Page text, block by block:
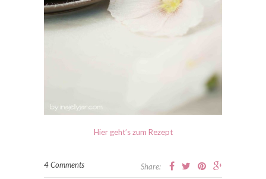
Hier geht’s zum Rezept
4 Comments Share: